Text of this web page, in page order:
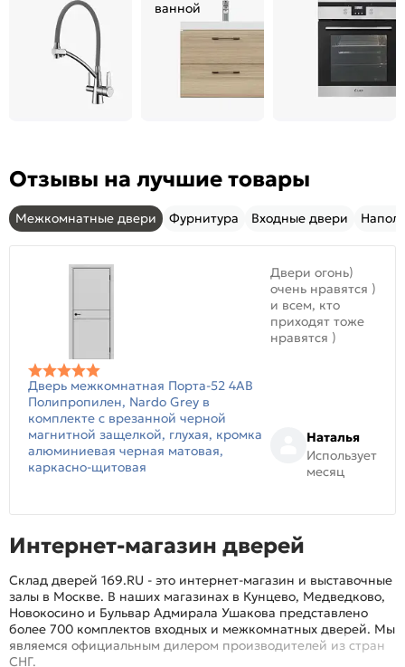
ванной
Отзывы на лучшие товары
Межкомнатные двери Фурнитура Входные двери
Дверь межкомнатная Порта-52 4AB
Полипропилен, Nardo Grey в
комплекте с врезанной черной
магнитной защелкой, глухая, кромка
алюминиевая черная матовая,
каркасно-щитовая
Двери огонь)
очень нравятся )
и всем, кто
приходят тоже
нравятся )
Наталья
Использует
месяц
Интернет-магазин дверей
Склад дверей 169.RU - это интернет-магазин и выставочные
залы в Москве. В наших магазинах в Кунцево, Медведково,
Новокосино и Бульвар Адмирала Ушакова представлено
более 700 комплектов входных и межкомнатных дверей. Мы
являемся официальным дилером производителей из стран
СНГ.